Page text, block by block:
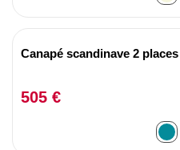
Canapé scandinave 2
505 €